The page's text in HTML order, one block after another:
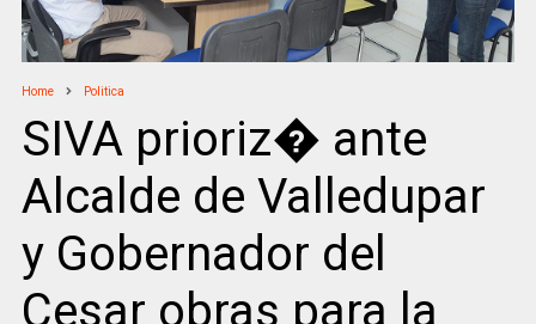
Home Politica
SIVA prioriz� ante
Alcalde de Valledupar
y Gobernador del
Cesar obras para la